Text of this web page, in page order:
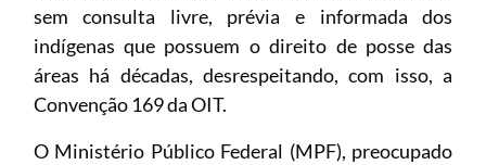
sem consulta livre, prévia e informada dos
indígenas que possuem o direito de posse das
áreas há décadas, desrespeitando, com isso, a
Convenção 169 da OIT.
O Ministério Público Federal (MPF), preocupado